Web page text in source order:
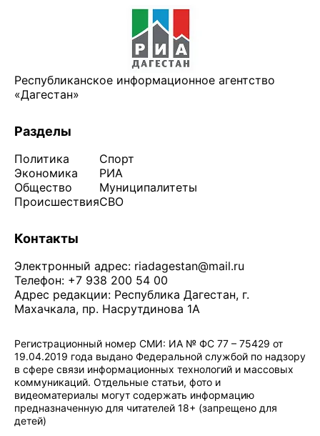
Республиканское информационное агентство
«Дагестан»
Разделы
Политика
Экономика
Общество
Происшествия
Спорт
РИА
Муниципалитеты
СВО
Контакты
Электронный адрес: riadagestan@mail.ru
Телефон: +7 938 200 54 00
Адрес редакции: Республика Дагестан, г.
Махачкала, пр. Насрутдинова 1А
Регистрационный номер СМИ: ИА № ФС 77 – 75429 от
19.04.2019 года выдано Федеральной службой по надзору
в сфере связи информационных технологий и массовых
коммуникаций. Отдельные статьи, фото и
видеоматериалы могут содержать информацию
предназначенную для читателей 18+ (запрещено для
детей)